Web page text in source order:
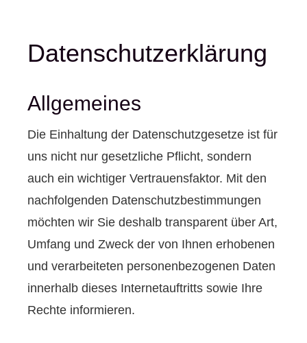
Datenschutzerklärung
Allgemeines
Die Einhaltung der Datenschutzgesetze ist für
uns nicht nur gesetzliche Pflicht, sondern
auch ein wichtiger Vertrauensfaktor. Mit den
nachfolgenden Datenschutzbestimmungen
möchten wir Sie deshalb transparent über Art,
Umfang und Zweck der von Ihnen erhobenen
und verarbeiteten personenbezogenen Daten
innerhalb dieses Internetauftritts sowie Ihre
Rechte informieren.